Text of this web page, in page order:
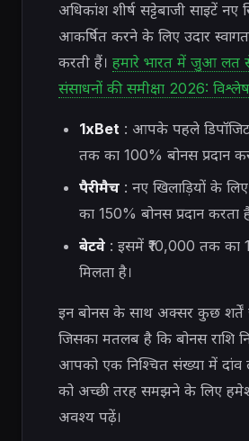
अधिकांश शीर्ष सट्टेबाजी साइटें नए
आकर्षित करने के लिए उदार स्वागत
करती हैं। हमारे भारत में जुआ लत
संसाधनों की समीक्षा 2026:
1xBet: आपके पहले डिपॉजिट
तक का 100% बोनस प्रदान
पैरीमैच: नए खिलाड़ियों के
का 150% बोनस प्रदान करता
बेटवे: इसमें ₹10,000 तक का
मिलता है।
इन बोनस के साथ अक्सर कुछ शर्तें
जिसका मतलब है कि बोनस राशि
आपको एक निश्चित संख्या में दांव
को अच्छी तरह समझने के लिए
अवश्य पढ़ें।